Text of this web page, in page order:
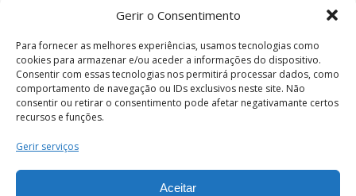
Gerir o Consentimento
Para fornecer as melhores experiências, usamos tecnologias como
cookies para armazenar e/ou aceder a informações do dispositivo.
Consentir com essas tecnologias nos permitirá processar dados, como
comportamento de navegação ou IDs exclusivos neste site. Não
consentir ou retirar o consentimento pode afetar negativamante certos
recursos e funções.
Gerir serviços
Aceitar
Termos e Condições